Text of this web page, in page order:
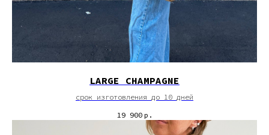
LARGE CHAMPAGNE
срок изготовления до 10 дней
19 900 р.